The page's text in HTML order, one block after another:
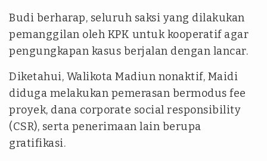
Budi berharap, seluruh saksi yang dilakukan
pemanggilan oleh KPK untuk kooperatif agar
pengungkapan kasus berjalan dengan lancar.
Diketahui, Walikota Madiun nonaktif, Maidi
diduga melakukan pemerasan bermodus fee
proyek, dana corporate social responsibility
(CSR), serta penerimaan lain berupa
gratifikasi.